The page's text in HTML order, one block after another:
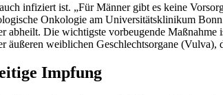
infiziert ist. „Für Männer gibt es keine
Onkologie am Universitätsklinikum
abheilt. Die wichtigste vorbeugende
weiblichen Geschlechtsorgane
Impfung